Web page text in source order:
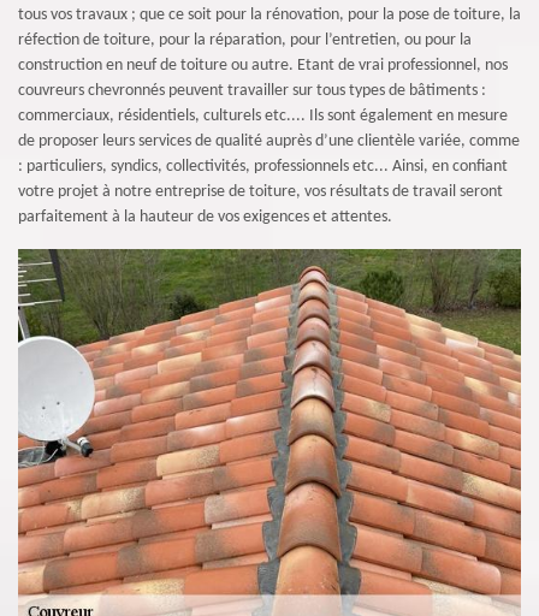
tous vos travaux ; que ce soit pour la rénovation, pour la pose de toiture, la
réfection de toiture, pour la réparation, pour l’entretien, ou pour la
construction en neuf de toiture ou autre. Etant de vrai professionnel, nos
couvreurs chevronnés peuvent travailler sur tous types de bâtiments :
commerciaux, résidentiels, culturels etc.... Ils sont également en mesure
de proposer leurs services de qualité auprès d’une clientèle variée, comme
: particuliers, syndics, collectivités, professionnels etc... Ainsi, en confiant
votre projet à notre entreprise de toiture, vos résultats de travail seront
parfaitement à la hauteur de vos exigences et attentes.